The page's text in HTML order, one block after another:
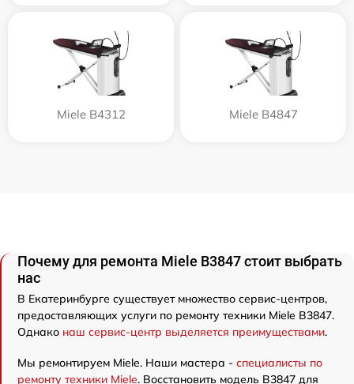
Miele B4312 Miele B4847
Почему для ремонта Miele B3847 стоит выбрать
нас
В Екатеринбурге существует множество сервис-центров,
предоставляющих услуги по ремонту техники Miele B3847.
Однако наш сервис-центр выделяется преимуществами.
Мы ремонтируем Miele. Наши мастера - специалисты по
ремонту техники Miele. Восстановить модель B3847 для